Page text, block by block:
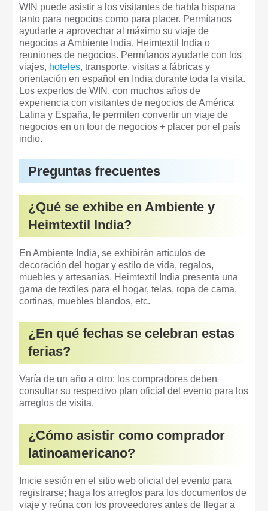
WIN puede asistir a los visitantes de habla hispana
tanto para negocios como para placer. Permítanos
ayudarle a aprovechar al máximo su viaje de
negocios a Ambiente India, Heimtextil India o
reuniones de negocios. Permítanos ayudarle con los
viajes, hoteles, transporte, visitas a fábricas y
orientación en español en India durante toda la visita.
Los expertos de WIN, con muchos años de
experiencia con visitantes de negocios de América
Latina y España, le permiten convertir un viaje de
negocios en un tour de negocios + placer por el país
indio.
Preguntas frecuentes
¿Qué se exhibe en Ambiente y
Heimtextil India?
En Ambiente India, se exhibirán artículos de
decoración del hogar y estilo de vida, regalos,
muebles y artesanías. Heimtextil India presenta una
gama de textiles para el hogar, telas, ropa de cama,
cortinas, muebles blandos, etc.
¿En qué fechas se celebran estas
ferias?
Varía de un año a otro; los compradores deben
consultar su respectivo plan oficial del evento para los
arreglos de visita.
¿Cómo asistir como comprador
latinoamericano?
Inicie sesión en el sitio web oficial del evento para
registrarse; haga los arreglos para los documentos de
viaje y reúna con los proveedores antes de llegar a